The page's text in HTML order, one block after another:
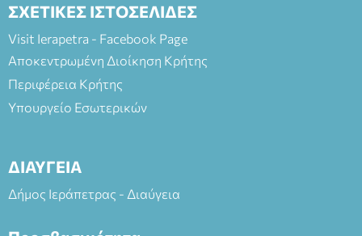
ΣΧΕΤΙΚΕΣ ΙΣΤΟΣΕΛΙΔΕΣ
Visit Ierapetra - Facebook Page
Αποκεντρωμένη Διοίκηση Κρήτης
Περιφέρεια Κρήτης
Υπουργείο Εσωτερικών
ΔΙΑΥΓΕΙΑ
Δήμος Ιεράπετρας - Διαύγεια